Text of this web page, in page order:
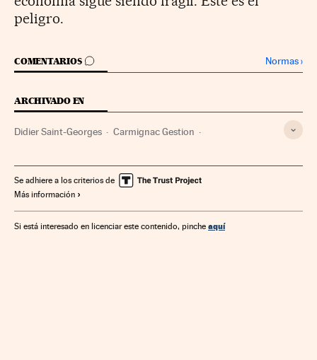
peligro.
COMENTARIOS
IR A LOS COMENTARIOS Normas›
ARCHIVADO EN
Didier Saint-Georges Carmignac Gestion
Finanzas Economía
Se adhiere a los criterios de
Más información
Si está interesado en licenciar este contenido, pinche aquí